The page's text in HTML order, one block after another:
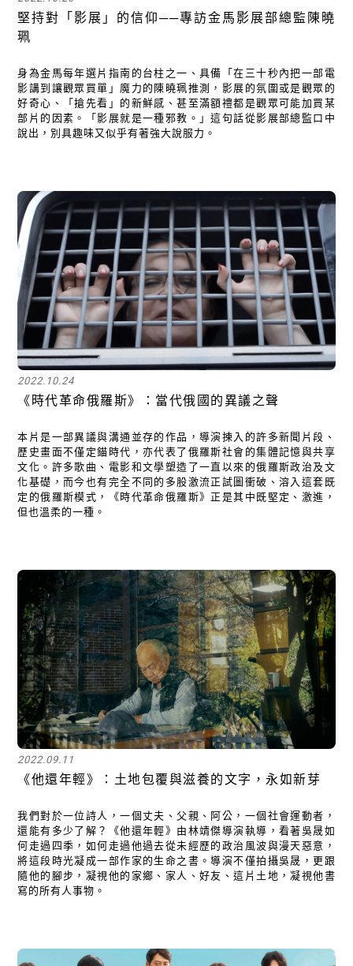
堅持對「影展」的信仰──專訪金馬影展部總監陳曉
珮
身為金馬每年選片指南的台柱之一、具備「在三十秒內把一部電
影講到讓觀眾買單」魔力的陳曉珮推測，影展的氛圍或是觀眾的
好奇心、「搶先看」的新鮮感、甚至滿額禮都是觀眾可能加買某
部片的因素。「影展就是一種邪教。」這句話從影展部總監口中
說出，別具趣味又似乎有著強大說服力。
2022.10.24
《時代革命俄羅斯》：當代俄國的異議之聲
本片是一部異議與溝通並存的作品，導演揀入的許多新聞片段、
歷史畫面不僅定錨時代，亦代表了俄羅斯社會的集體記憶與共享
文化。許多歌曲、電影和文學塑造了一直以來的俄羅斯政治及文
化基礎，而今也有完全不同的多股激流正試圖衝破、溶入這套既
定的俄羅斯模式，《時代革命俄羅斯》正是其中既堅定、激進，
但也溫柔的一種。
2022.09.11
《他還年輕》：土地包覆與滋養的文字，永如新芽
我們對於一位詩人，一個丈夫、父親、阿公，一個社會運動者，
還能有多少了解？《他還年輕》由林靖傑導演執導，看著吳晟如
何走過四季，如何走過他過去從未經歷的政治風波與漫天惡意，
將這段時光凝成一部作家的生命之書。導演不僅拍攝吳晟，更跟
隨他的腳步，凝視他的家鄉、家人、好友、這片土地，凝視他書
寫的所有人事物。
關閉